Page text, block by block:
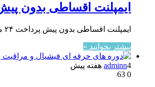
ایمپلنت اقساطی بدون پیش پرداخت 24 ماهه | شرایط،
ایمپلنت اقساطی بدون پیش پرداخت ۲۴ ماهه چگونه است؟ با شرایط دریافت، مدارک لازم، مبلغ اقساط، هزینه نهایی و تفاوت…
بیشتر بخوانید »
adminn4 هفته پیش
0